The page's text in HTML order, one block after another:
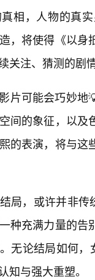
相，人物的真
，将使得《以
关注、猜测的剧
片可能会巧妙地
间的象征，以
的表演，将与
局，或许并非
种充满力量的
无论结局如何
知与强大重塑。